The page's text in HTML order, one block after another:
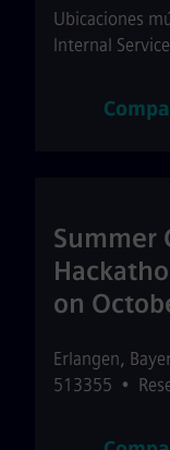
Ubicaciones
Internal
Summer
on
Erlangen,
513355 •